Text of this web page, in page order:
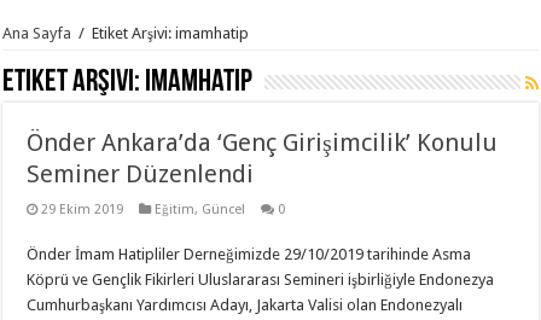
Ana Sayfa / Etiket Arşivi: imamhatip
Etiket Arşivi: imamhatip
Önder Ankara’da ‘Genç Girişimcilik’ Konulu
Seminer Düzenlendi
29 Ekim 2019 Eğitim, Güncel 0
Önder İmam Hatipliler Derneğimizde 29/10/2019 tarihinde Asma
Köprü ve Gençlik Fikirleri Uluslararası Semineri işbirliğiyle Endonezya
Cumhurbaşkanı Yardımcısı Adayı, Jakarta Valisi olan Endonezyalı